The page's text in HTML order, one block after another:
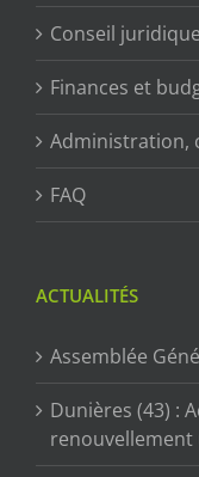
Conseil
Finances et
Administration,
FAQ
ACTUALITÉS
Assemblée
Dunières (43) :
renouvellement